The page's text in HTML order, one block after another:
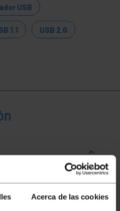
Acerca de las cookies
USB
1.1 USB 2.0
serie RS-422 y RS485
DIN. Se trata de un
en carcasa metálica.